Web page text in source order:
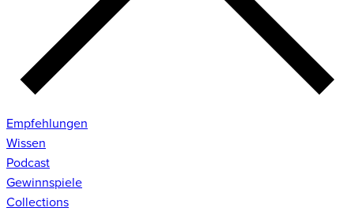
Empfehlungen
Wissen
Podcast
Gewinnspiele
Collections